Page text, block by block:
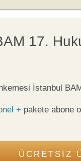
17.
İstanbul
+ pakete abone
ÜCRETSİZ